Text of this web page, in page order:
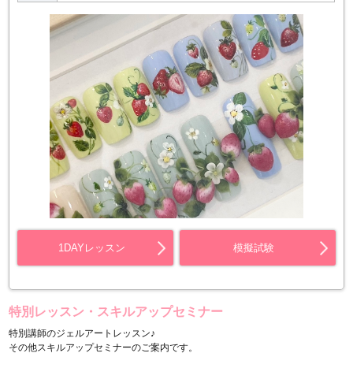
1DAYレッスン 模擬試験
特別レッスン・スキルアップセミナー
特別講師のジェルアートレッスン♪
その他スキルアップセミナーのご案内です。